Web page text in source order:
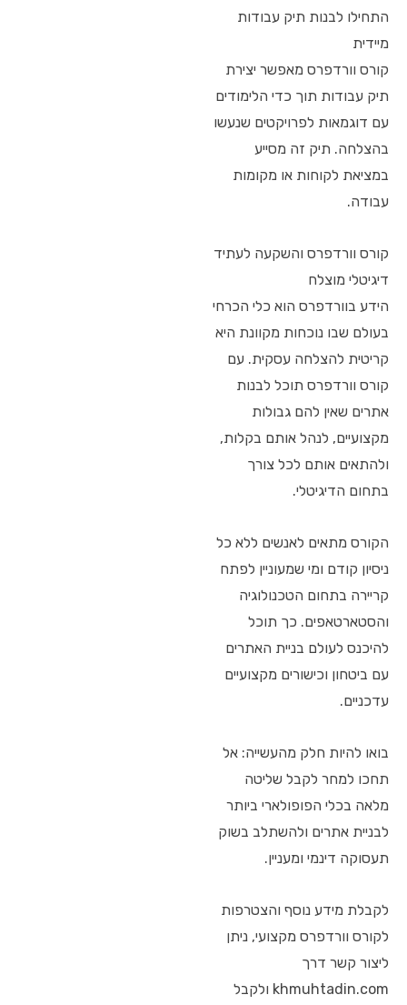
התחילו לבנות תיק עבודות
מיידית
קורס וורדפרס מאפשר יצירת
תיק עבודות תוך כדי הלימודים
עם דוגמאות לפרויקטים שנעשו
בהצלחה. תיק זה מסייע
במציאת לקוחות או מקומות
עבודה.
קורס וורדפרס והשקעה לעתיד
דיגיטלי מוצלח
הידע בוורדפרס הוא כלי הכרחי
בעולם שבו נוכחות מקוונת היא
קריטית להצלחה עסקית. עם
קורס וורדפרס תוכל לבנות
אתרים שאין להם גבולות
מקצועיים, לנהל אותם בקלות,
ולהתאים אותם לכל צורך
בתחום הדיגיטלי.
הקורס מתאים לאנשים ללא כל
ניסיון קודם ומי שמעוניין לפתח
קריירה בתחום הטכנולוגיה
והסטארטאפים. כך תוכל
להיכנס לעולם בניית האתרים
עם ביטחון וכישורים מקצועיים
עדכניים.
בואו להיות חלק מהעשייה: אל
תחכו למחר לקבל שליטה
מלאה בכלי הפופולארי ביותר
לבניית אתרים ולהשתלב בשוק
תעסוקה דינמי ומעניין.
לקבלת מידע נוסף והצטרפות
לקורס וורדפרס מקצועי, ניתן
ליצור קשר דרך
khmuhtadin.com ולקבל